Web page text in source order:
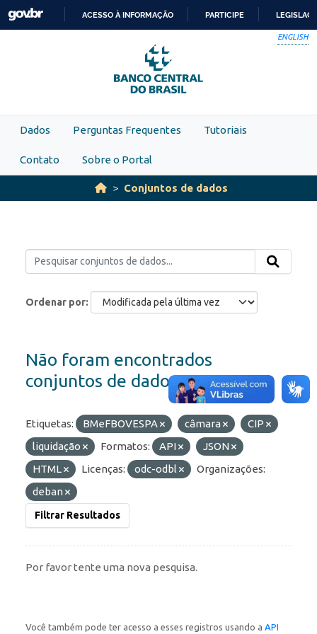
Skip to main content
PARA
O
CONTEÚDO
ACESSO À INFORMAÇÃO PARTICIPE
ENGLISH
Dados Perguntas Frequentes Tutoriais
Contato Sobre o Portal
Conjuntos de dados
Ordenar por
Não foram encontrados
conjuntos de dados
Etiquetas: BMeFBOVESPA câmara
CIP
liquidação
Formatos: API
JSON
HTML
Licenças: odc-odbl
Organizações:
deban
Filtrar Resultados
Por favor tente uma nova pesquisa.
Você também pode ter acesso a esses registros usando a API